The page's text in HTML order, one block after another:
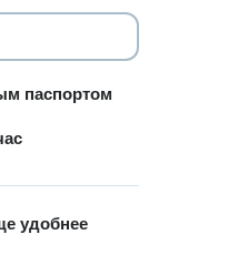
паспортом
удобнее